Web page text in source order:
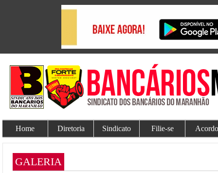
Home Diretoria Sindicato Filie-se
GALERIA